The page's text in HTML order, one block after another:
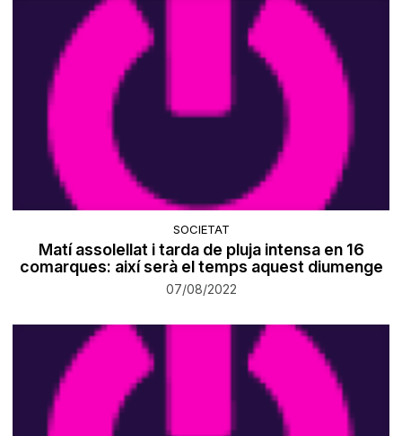
SOCIETAT
Matí assolellat i tarda de pluja intensa en 16
comarques: així serà el temps aquest diumenge
07/08/2022